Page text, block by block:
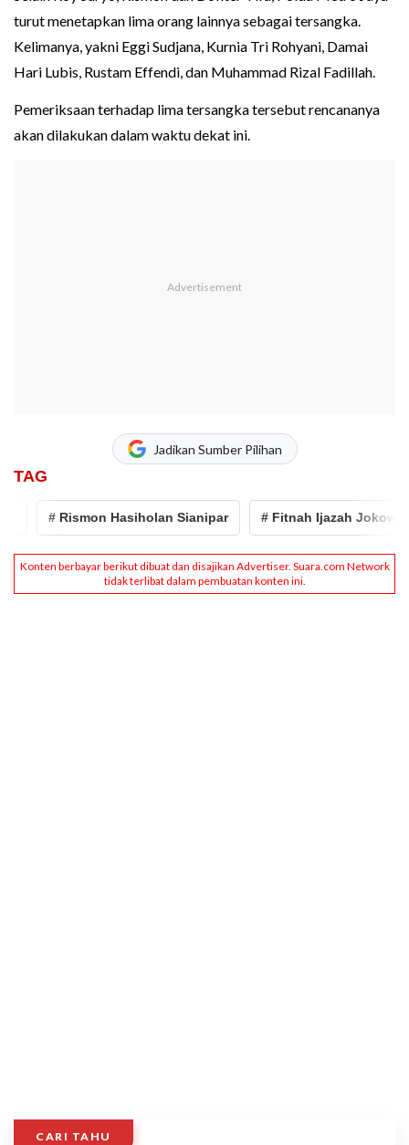
turut menetapkan lima orang lainnya sebagai tersangka.
Kelimanya, yakni Eggi Sudjana, Kurnia Tri Rohyani, Damai
Hari Lubis, Rustam Effendi, dan Muhammad Rizal Fadillah.
Pemeriksaan terhadap lima tersangka tersebut rencananya
akan dilakukan dalam waktu dekat ini.
Jadikan Sumber Pilihan
TAG
# Rismon Hasiholan Sianipar # Fitnah Ijazah Jokowi
CARI TAHU